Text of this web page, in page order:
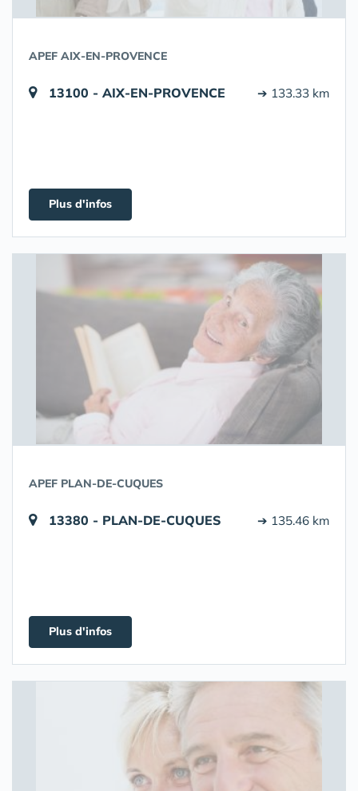
APEF AIX-EN-PROVENCE
13100 - AIX-EN-PROVENCE ➔ 133.33 km
Plus d'infos
APEF PLAN-DE-CUQUES
13380 - PLAN-DE-CUQUES ➔ 135.46 km
Plus d'infos